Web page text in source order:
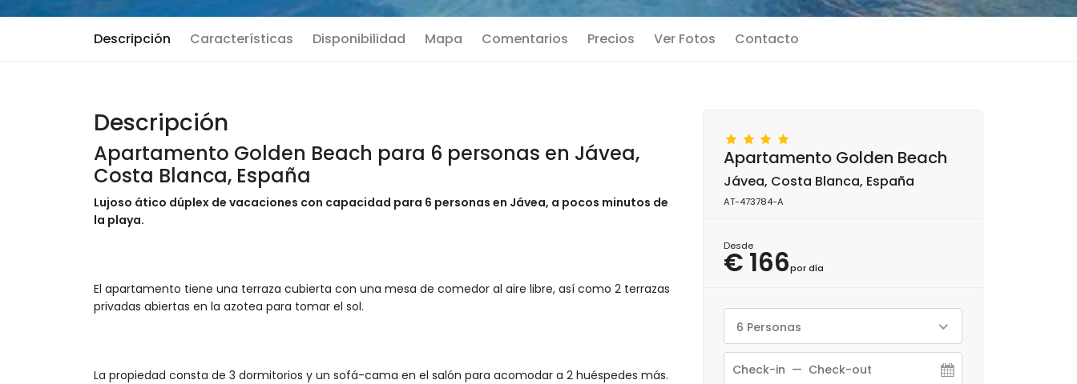
Descripción Características Disponibilidad Mapa Comentarios Precios Ver Fotos Contacto
Descripción
Apartamento Golden Beach para 6 personas en Jávea,
Costa Blanca, España
Lujoso ático dúplex de vacaciones con capacidad para 6 personas en Jávea, a pocos minutos de
la playa.
El apartamento tiene una terraza cubierta con una mesa de comedor al aire libre, así como 2 terrazas
privadas abiertas en la azotea para tomar el sol.
La propiedad consta de 3 dormitorios y un sofá-cama en el salón para acomodar a 2 huéspedes más.
Apartamento Golden Beach
Jávea, Costa Blanca, España
AT-473784-A
Desde
€ 166por día
6 Personas